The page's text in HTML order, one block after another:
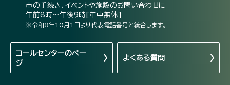
市の手続き、イベントや施設のお問い合わせに
午前8時～午後9時[年中無休]
※令和8年10月1日より代表電話番号と統合します。
コールセンターのペー
ジ
よくある質問